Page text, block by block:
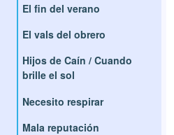
El fin del verano
El vals del obrero
Hijos de Caín / Cuando
brille el sol
Necesito respirar
Mala reputación